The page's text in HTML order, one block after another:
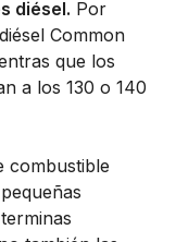
diésel. Por
Common
que los
a los 130 o 140
combustible